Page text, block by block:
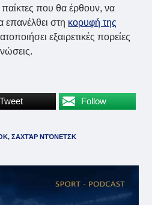
παίκτες που θα έρθουν, να
επανέλθει στη κορυφή της
εξαιρετικές πορείες
Tweet Follow
, ΣΑΧΤΆΡ ΝΤΌΝΕΤΣΚ